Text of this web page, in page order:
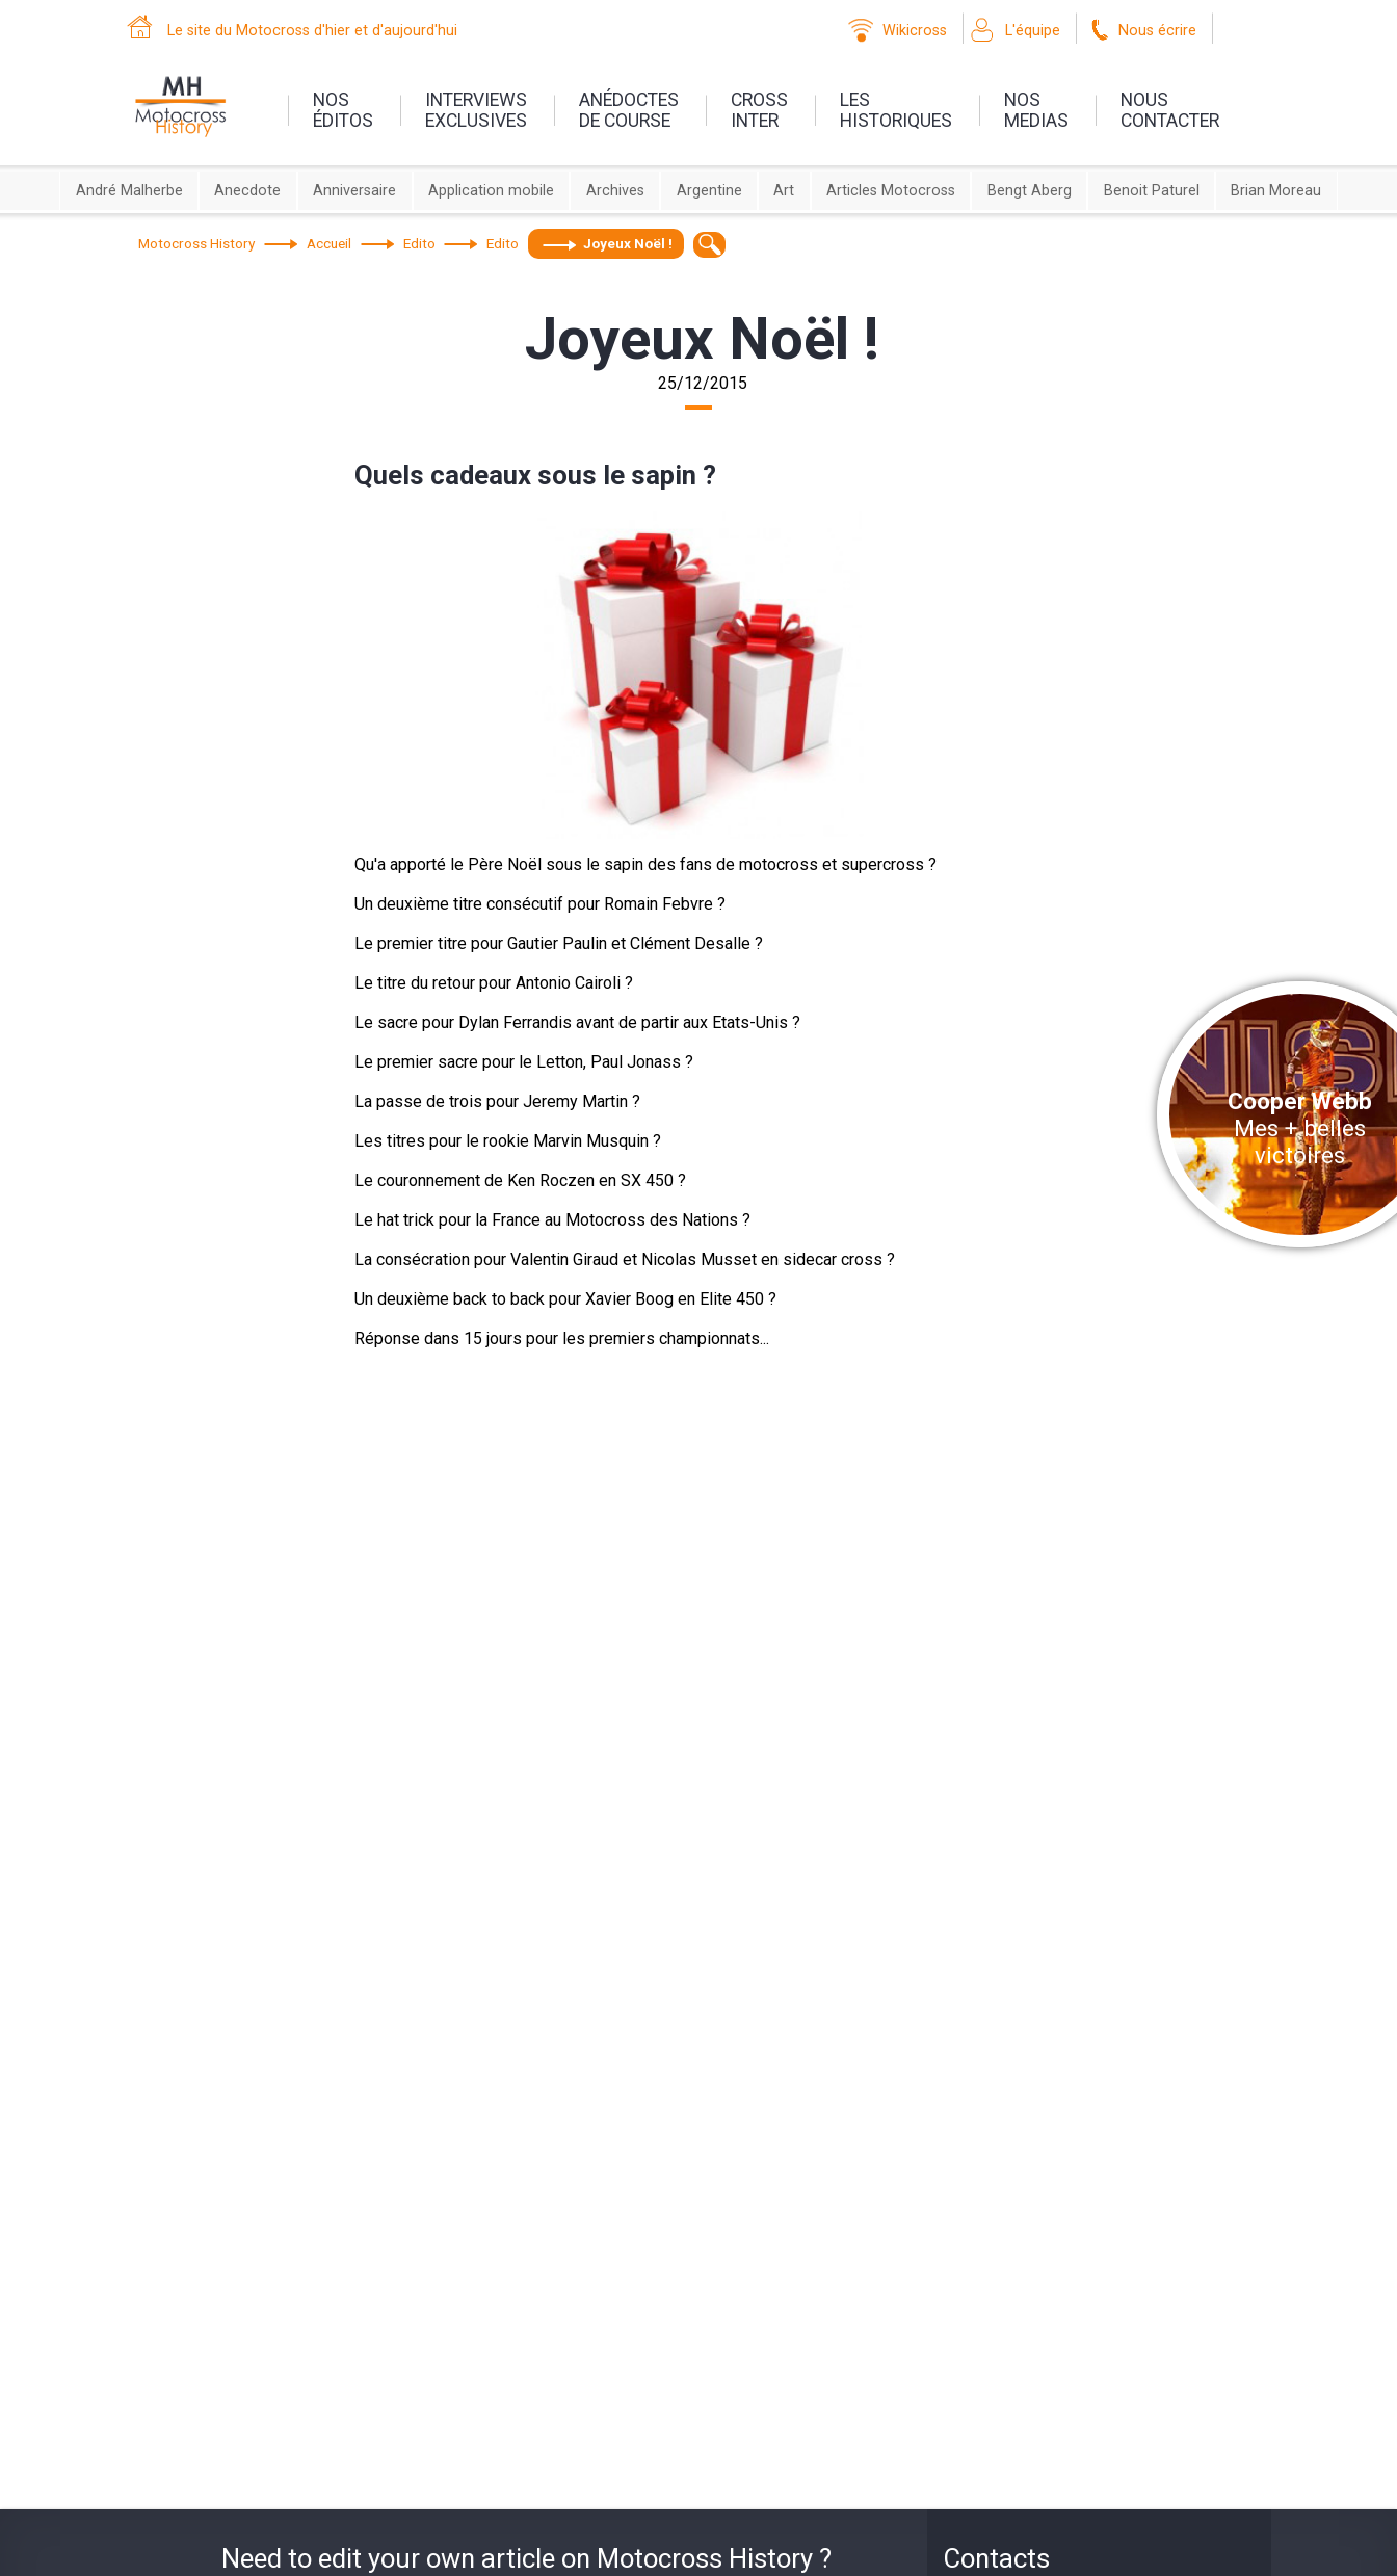
Le site du Motocross d'hier et d'aujourd'hui Wikicross L'équipe Nous écrire
NOS
ÉDITOS
INTERVIEWS
EXCLUSIVES
ANÉDOCTES
DE COURSE
CROSS
INTER
LES
HISTORIQUES
NOS
MEDIAS
NOUS
CONTACTER
Cooper Webb
Mes + belles
victoires
André Malherbe Anecdote Anniversaire Application mobile Archives Argentine Art Articles Motocross Bengt Aberg Benoit Paturel Brian Moreau
Motocross History Accueil Edito Edito Joyeux Noël !
Joyeux Noël !
25/12/2015
Quels cadeaux sous le sapin ?
Qu'a apporté le Père Noël sous le sapin des fans de motocross et supercross ?
Un deuxième titre consécutif pour Romain Febvre ?
Le premier titre pour Gautier Paulin et Clément Desalle ?
Le titre du retour pour Antonio Cairoli ?
Le sacre pour Dylan Ferrandis avant de partir aux Etats-Unis ?
Le premier sacre pour le Letton, Paul Jonass ?
La passe de trois pour Jeremy Martin ?
Les titres pour le rookie Marvin Musquin ?
Le couronnement de Ken Roczen en SX 450 ?
Le hat trick pour la France au Motocross des Nations ?
La consécration pour Valentin Giraud et Nicolas Musset en sidecar cross ?
Un deuxième back to back pour Xavier Boog en Elite 450 ?
Réponse dans 15 jours pour les premiers championnats...
Need to edit your own article on Motocross History ? Contacts